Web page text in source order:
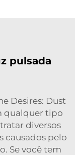
pulsada
Desires: Dust
qualquer tipo
diversos
causados pelo
Se você tem